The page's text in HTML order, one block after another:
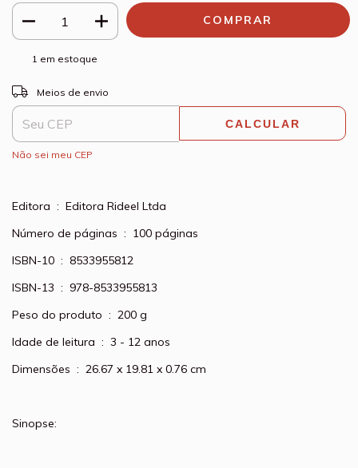
1 em estoque
Entregas para o CEP:
Meios de envio
CALCULAR
Não sei meu CEP
Editora ‏ : ‎ Editora Rideel Ltda
Número de páginas ‏ : ‎ 100 páginas
ISBN-10 ‏ : ‎ 8533955812
ISBN-13 ‏ : ‎ 978-8533955813
Peso do produto ‏ : ‎ 200 g
Idade de leitura ‏ : ‎ 3 - 12 anos
Dimensões ‏ : ‎ 26.67 x 19.81 x 0.76 cm
Sinopse: